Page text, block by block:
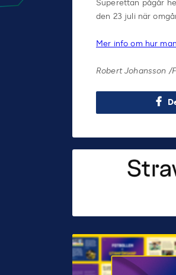
Superettan pågår
den 23 juli när
Mer info om hur
Robert Johansson /